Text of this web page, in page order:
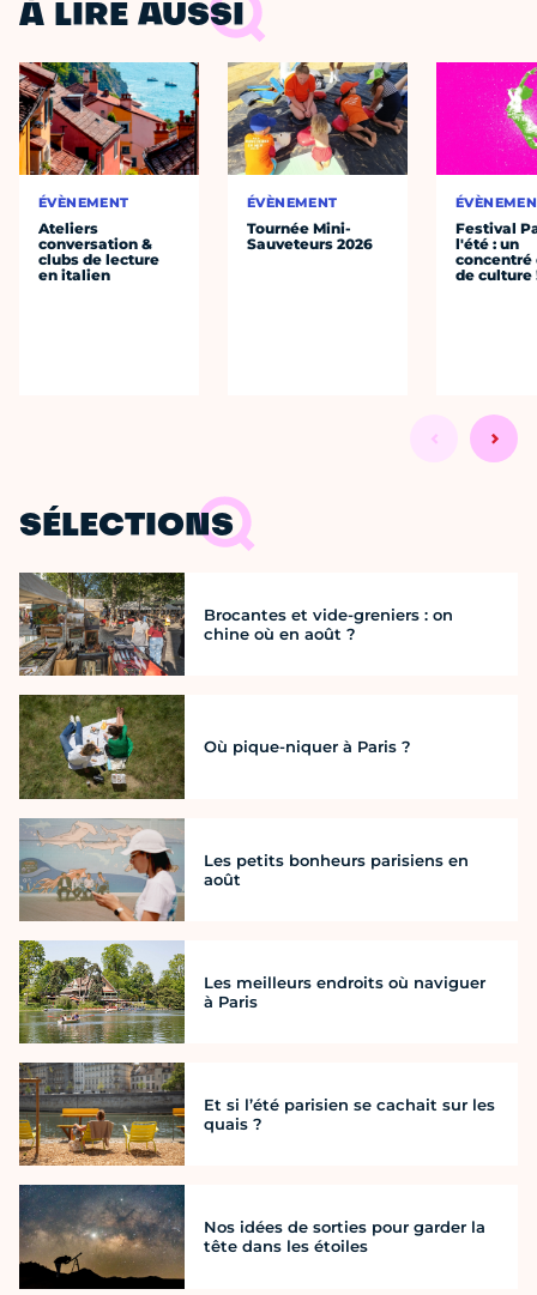
À LIRE AUSSI
ÉVÈNEMENT
Ateliers
conversation &
clubs de lecture
en italien
ÉVÈNEMENT
Tournée Mini-
Sauveteurs 2026
Festival
l'été : un
concentré
de culture
SÉLECTIONS
Brocantes et vide-greniers : on
chine où en août ?
Où pique-niquer à Paris ?
Les petits bonheurs parisiens en
août
Les meilleurs endroits où naviguer
à Paris
Et si l’été parisien se cachait sur les
quais ?
Nos idées de sorties pour garder la
tête dans les étoiles